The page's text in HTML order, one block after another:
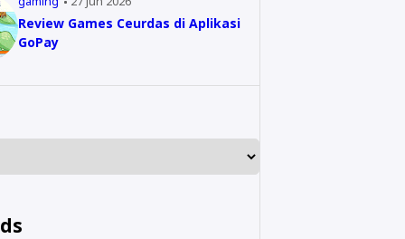
Review Games Ceurdas di Aplikasi
GoPay